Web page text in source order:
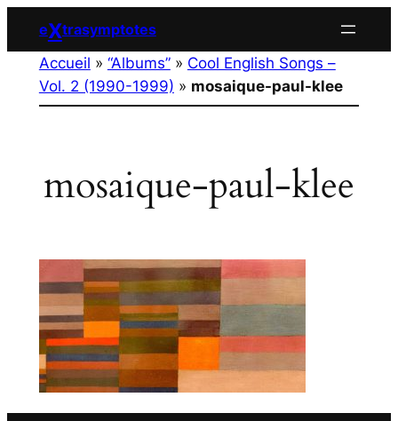
contenu
eXtrasymptotes
Accueil » “Albums”» Cool English Songs –
Vol. 2 (1990-1999) » mosaique-paul-klee
mosaique-paul-klee